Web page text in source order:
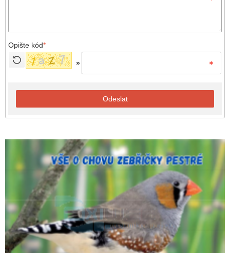
Opište kód*
»
Odeslat